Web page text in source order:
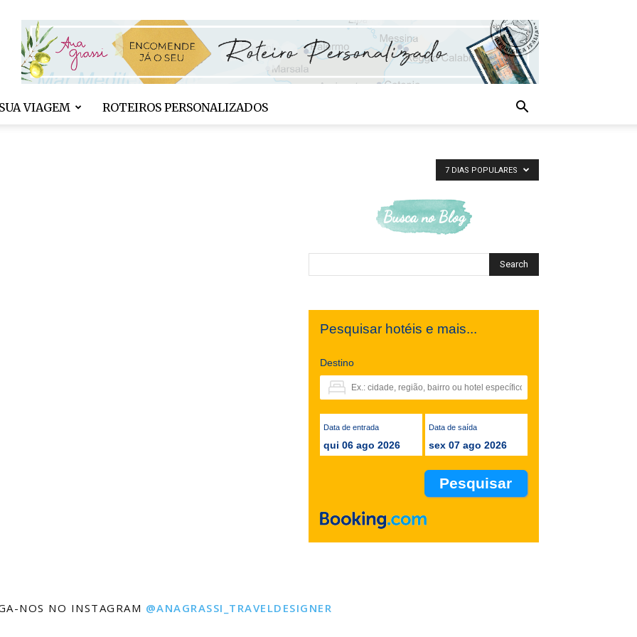
VIAGEM ROTEIROS PERSONALIZADOS
7 DIAS POPULARES
Busca no Blog
Pesquisar hotéis e mais...
Destino
Data de entrada
qui 06 ago 2026
Data de saída
sex 07 ago 2026
NOS NO INSTAGRAM @ANAGRASSI_TRAVELDESIGNER